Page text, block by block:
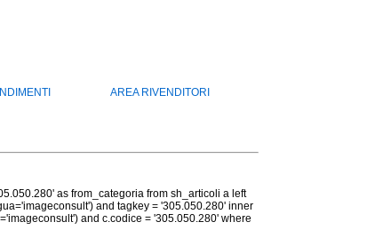
AREA RIVENDITORI
as from_categoria from sh_articoli a left
and tagkey = '305.050.280' inner
and c.codice = '305.050.280' where